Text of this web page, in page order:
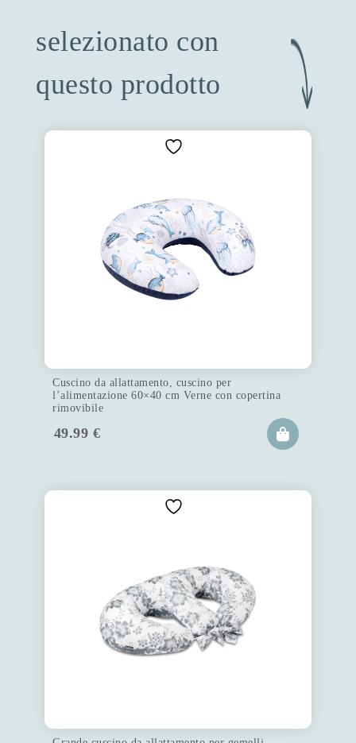
selezionato con
questo prodotto
Cuscino da allattamento, cuscino per
l’alimentazione 60×40 cm Verne con copertina
rimovibile
49.99 €